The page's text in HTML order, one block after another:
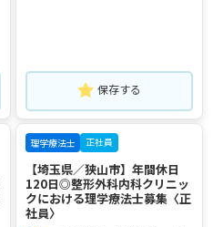
保存する
理学療法士 正社員
【埼玉県／狭山市】年間休日
120日◎整形外科内科クリニッ
クにおける理学療法士募集〈正
社員〉